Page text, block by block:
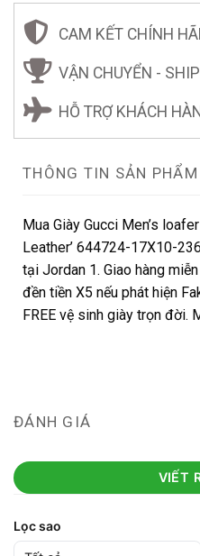
CAM KẾT CHÍNH
VẬN CHUYỂN -
HỖ TRỢ KHÁCH
THÔNG TIN SẢN PHẨM
Mua Giày Gucci Men’s
Leather’ ‎‎644724-17X10-
tại Jordan 1. Giao hàng
đền tiền X5 nếu phát hiện
FREE vệ sinh giày trọn đời.
ĐÁNH GIÁ
VIẾT
Lọc sao